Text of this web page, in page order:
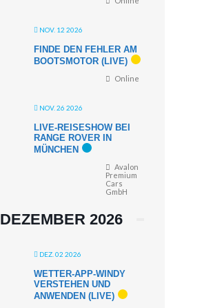
NOV. 12 2026
FINDE DEN FEHLER AM
BOOTSMOTOR (LIVE)
Online
NOV. 26 2026
LIVE-REISESHOW BEI
RANGE ROVER IN
MÜNCHEN
Avalon
Premium
Cars
GmbH
DEZEMBER 2026
DEZ. 02 2026
WETTER-APP-WINDY
VERSTEHEN UND
ANWENDEN (LIVE)